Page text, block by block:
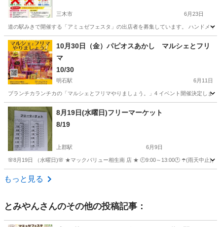
三木市 6月23日
道の駅みきで開催する「アミュゼフェスタ」の出店者を募集しています。 ハンドメ
兵庫 三木市 フリーマーケット 会場
10月30日（金）パピオスあかし マルシェとフリ
マ
10/30
明石駅 6月11日
ブランチカランチカの「マルシェとフリマやりましょう。」4 イベント開催決定しま
兵庫 明石市 明石駅 フリーマーケット マルシェ
8月19日(水曜日)フリーマーケット
8/19
上郡駅 6月9日
🌸8月19日 （水曜日)🌸 ★マックバリュー相生南 店 ★ 🕘9:00～13:00🕐 ☂️(雨天中止)🌧️
兵庫 赤穂郡
もっと見る
とみやんさんのその他の投稿記事：